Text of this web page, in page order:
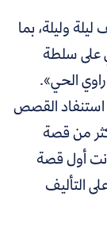
وليلة، بما
على سلطة
الحي».
القصص
من قصة
جديدة. وفي 1952، دوَّنت أول قصة
التأليف